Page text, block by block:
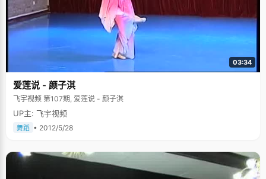
03:34
爱莲说 - 颜子淇
飞宇视频 第107期, 爱莲说 - 颜子淇
UP主: 飞宇视频
舞蹈 • 2012/5/28